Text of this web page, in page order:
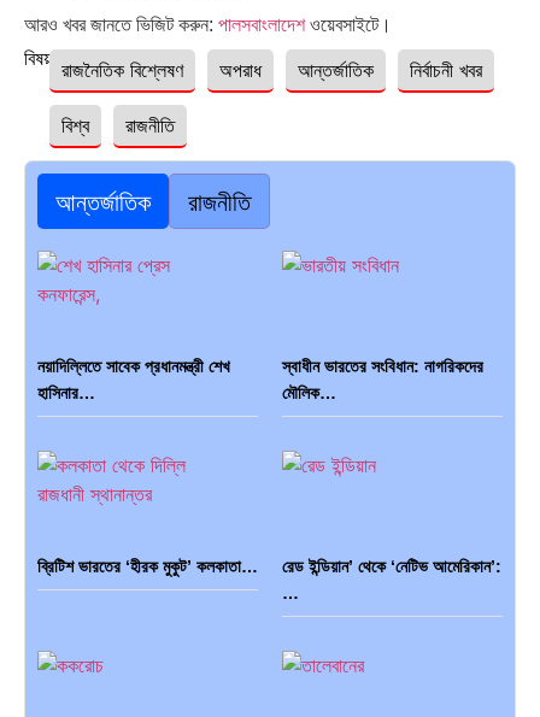
আরও খবর জানতে ভিজিট করুন: পালসবাংলাদেশওয়েবসাইটে।
বিষয়ঃ রাজনৈতিক বিশ্লেষণ অপরাধ আন্তর্জাতিক নির্বাচনী খবর
বিশ্ব রাজনীতি
আন্তর্জাতিক রাজনীতি
নয়াদিল্লিতে সাবেক প্রধানমন্ত্রী শেখ
হাসিনার…
স্বাধীন ভারতের সংবিধান: নাগরিকদের
মৌলিক…
ব্রিটিশ ভারতের ‘হীরক মুকুট’ কলকাতা…
রেড ইন্ডিয়ান’ থেকে ‘নেটিভ আমেরিকান’:
…